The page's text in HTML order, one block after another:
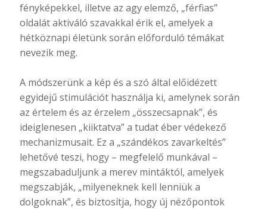
fényképekkel, illetve az agy elemző, „férfias”
oldalát aktiváló szavakkal érik el, amelyek a
hétköznapi életünk során előforduló témákat
nevezik meg.
A módszerünk a kép és a szó által előidézett
egyidejű stimulációt használja ki, amelynek során
az értelem és az érzelem „összecsapnak”, és
ideiglenesen „kiiktatva” a tudat éber védekező
mechanizmusait. Ez a „szándékos zavarkeltés”
lehetővé teszi, hogy – megfelelő munkával –
megszabaduljunk a merev mintáktól, amelyek
megszabják, „milyeneknek kell lenniük a
dolgoknak”, és biztosítja, hogy új nézőpontok